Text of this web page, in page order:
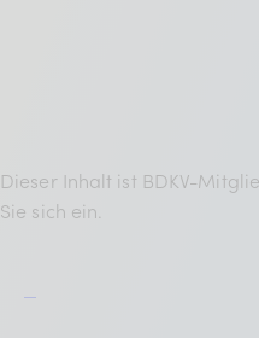
Dieser Inhalt ist BDKV-
Sie sich ein.BDKV Female